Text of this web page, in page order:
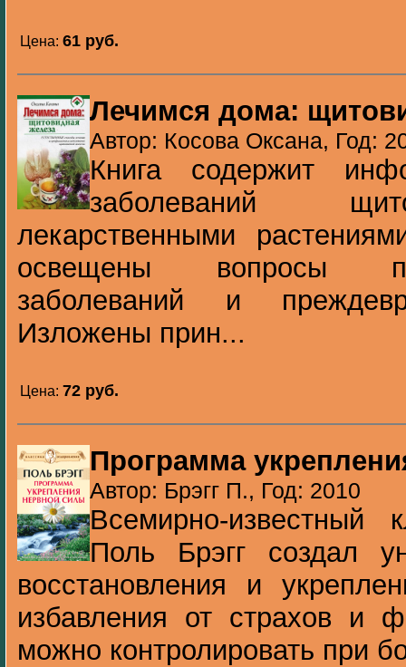
Цена: 61 pуб.
Лечимся дома:
Автор: Косова Оксана, Год:
Книга содержит
заболеваний
лекарственными
освещены вопросы
заболеваний и
Изложены прин...
Цена: 72 pуб.
Программа
Автор: Брэгг П., Год: 2010
Всемирно-известный
Поль Брэгг создал
восстановления и
избавления от страхов и
можно контролировать при